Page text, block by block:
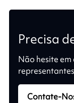
Precisa
Não hesite
representantes
Contate-